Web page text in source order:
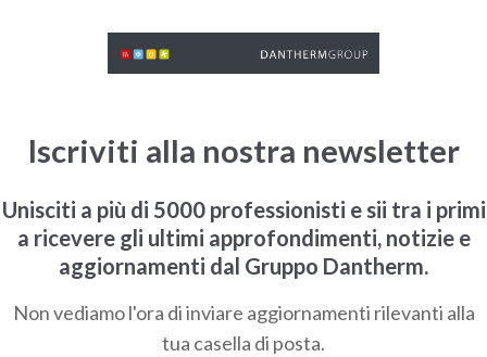
Iscriviti alla nostra newsletter
Unisciti a più di 5000 professionisti e sii tra i primi
a ricevere gli ultimi approfondimenti, notizie e
aggiornamenti dal Gruppo Dantherm.
Non vediamo l'ora di inviare aggiornamenti rilevanti alla
tua casella di posta.